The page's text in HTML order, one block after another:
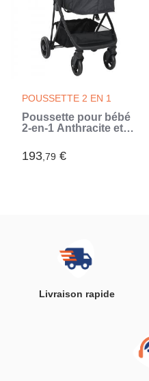
POUSSETTE 2 EN 1
Poussette pour bébé
2-en-1 Anthracite et
193,79 €
Livraison rapide